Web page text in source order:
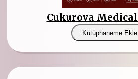
Cukurova
Kütüphaneme Ekle